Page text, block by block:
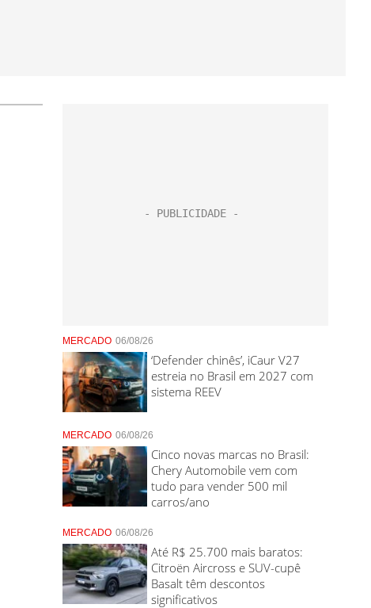
MERCADO 06/08/26
‘Defender chinês’, iCaur V27
estreia no Brasil em 2027 com
sistema REEV
MERCADO 06/08/26
Cinco novas marcas no Brasil:
Chery Automobile vem com
tudo para vender 500 mil
carros/ano
MERCADO 06/08/26
Até R$ 25.700 mais baratos:
Citroën Aircross e SUV-cupê
Basalt têm descontos
significativos